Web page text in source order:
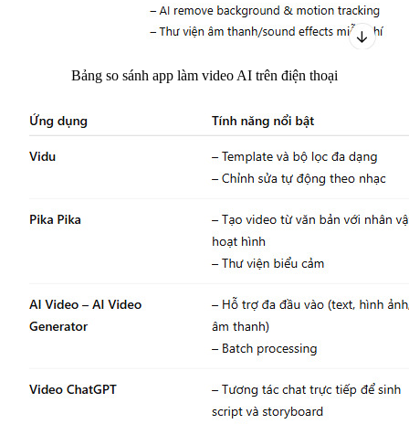
Bảng so sánh app làm video AI trên điện thoại